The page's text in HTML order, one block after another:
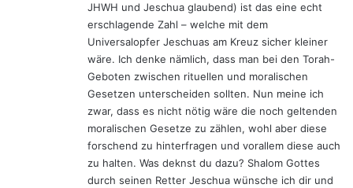
JHWH und Jeschua glaubend) ist das eine echt
erschlagende Zahl – welche mit dem
Universalopfer Jeschuas am Kreuz sicher kleiner
wäre. Ich denke nämlich, dass man bei den Torah-
Geboten zwischen rituellen und moralischen
Gesetzen unterscheiden sollten. Nun meine ich
zwar, dass es nicht nötig wäre die noch geltenden
moralischen Gesetze zu zählen, wohl aber diese
forschend zu hinterfragen und vorallem diese auch
zu halten. Was deknst du dazu? Shalom Gottes
durch seinen Retter Jeschua wünsche ich dir und